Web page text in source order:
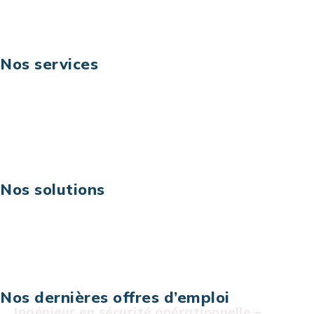
Nos services
Nos solutions
Nos dernières offres d’emploi